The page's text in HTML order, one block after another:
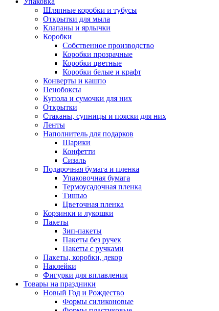
Шляпные коробки и тубусы
Открытки для мыла
Клапаны и ярлычки
Коробки
Собственное производство
Коробки прозрачные
Коробки цветные
Коробки белые и крафт
Конверты и кашпо
Пенобоксы
Купола и сумочки для них
Открытки
Стаканы, супницы и пояски для них
Ленты
Наполнитель для подарков
Шарики
Конфетти
Сизаль
Подарочная бумага и пленка
Упаковочная бумага
Термоусадочная пленка
Тишью
Цветочная пленка
Корзинки и лукошки
Пакеты
Зип-пакеты
Пакеты без ручек
Пакеты с ручками
Пакеты, коробки, декор
Наклейки
Фигурки для вплавления
Товары на праздники
Новый Год и Рождество
Формы силиконовые